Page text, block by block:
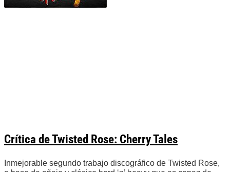
Crítica de Twisted Rose: Cherry Tales
Inmejorable segundo trabajo discográfico de Twisted Rose,